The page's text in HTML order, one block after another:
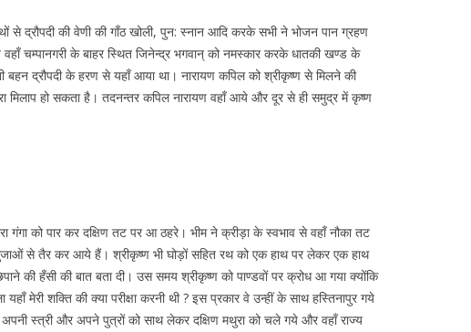
द्रौपदी की वेणी की गाँठ खोली, पुन: स्नान आदि करके सभी ने भोजन पान ग्रहण
चम्पानगरी के बाहर स्थित जिनेन्द्र भगवान् को नमस्कार करके धातकी खण्ड के
द्रौपदी के हरण से यहाँ आया था। नारायण कपिल को श्रीकृष्ण से मिलने की
मिलाप हो सकता है। तदनन्तर कपिल नारायण वहाँ आये और दूर से ही समुद्र में कृष्ण
को पार कर दक्षिण तट पर आ ठहरे। भीम ने क्रीड़ा के स्वभाव से वहाँ नौका तट
से तैर कर आये हैं। श्रीकृष्ण भी घोड़ों सहित रथ को एक हाथ पर लेकर एक हाथ
की हँसी की बात बता दी। उस समय श्रीकृष्ण को पाण्डवों पर क्रोध आ गया क्योंकि
शक्ति की क्या परीक्षा करनी थी ? इस प्रकार वे उन्हीं के साथ हस्तिनापुर गये
स्त्री और अपने पुत्रों को साथ लेकर दक्षिण मथुरा को चले गये और वहाँ राज्य